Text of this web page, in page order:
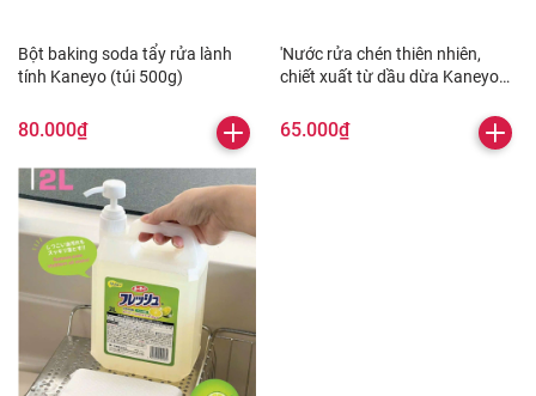
Bột baking soda tẩy rửa lành
tính Kaneyo (túi 500g)
80.000₫
'Nước rửa chén thiên nhiên,
chiết xuất từ dầu dừa Kaneyo
65.000₫